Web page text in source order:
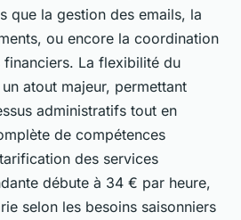
que la gestion des emails, la
ou encore la coordination
La flexibilité du
atout majeur, permettant
administratifs tout en
de compétences
des services
débute à 34 € par heure,
selon les besoins saisonniers